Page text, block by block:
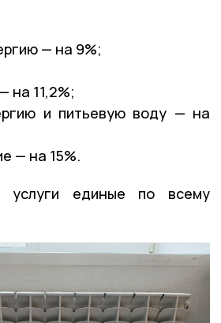
— на 9%;
на 11,2%;
и питьевую воду — на
— на 15%.
единые по всему